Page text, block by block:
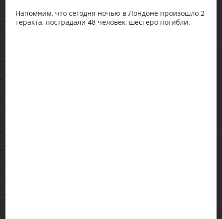
Напомним, что сегодня ночью в Лондоне произошло 2
теракта, пострадали 48 человек, шестеро погибли.